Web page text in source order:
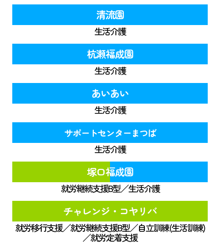
清流園
生活介護
杭瀬福成園
生活介護
あいあい
生活介護
サポートセンターまつば
生活介護
塚口福成園
就労継続支援B型／生活介護
チャレンジ・コヤリバ
就労移行支援／就労継続支援B型／自立訓練(生活訓練)
／就労定着支援